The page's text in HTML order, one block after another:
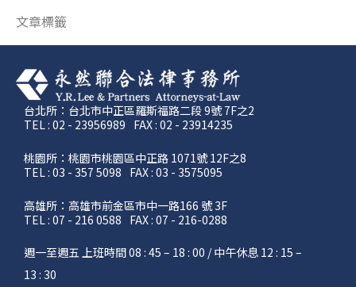
文章標籤
台北所：台北市中正區羅斯福路二段 9號 7F之2
TEL : 02 - 23956989 FAX : 02 - 23914235
桃園所：桃園市桃園區中正路 1071號 12F之8
TEL : 03 - 357 5098 FAX : 03 - 3575095
高雄所：高雄市前金區市中一路166 號 3F
TEL : 07 - 216 0588 FAX : 07 - 216-0288
週一至週五 上班時間 08 : 45 – 18 : 00 / 中午休息 12 : 15 –
13 : 30